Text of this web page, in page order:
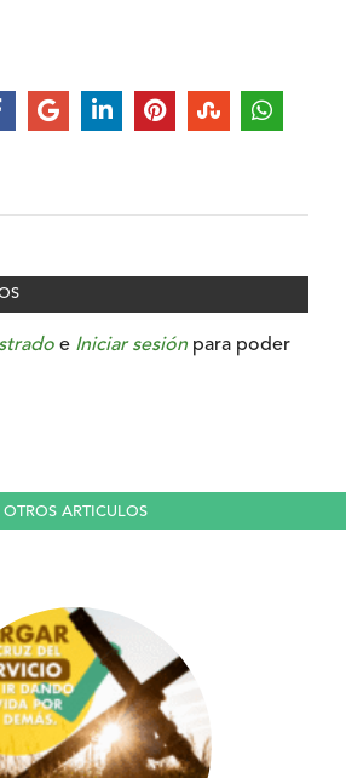
e Iniciar sesión para poder
OTROS ARTICULOS